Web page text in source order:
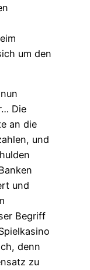
um den
Die
an die
und
und
Begriff
denn
zu